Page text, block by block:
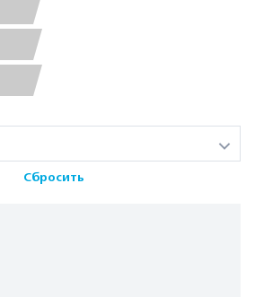
Сбросить